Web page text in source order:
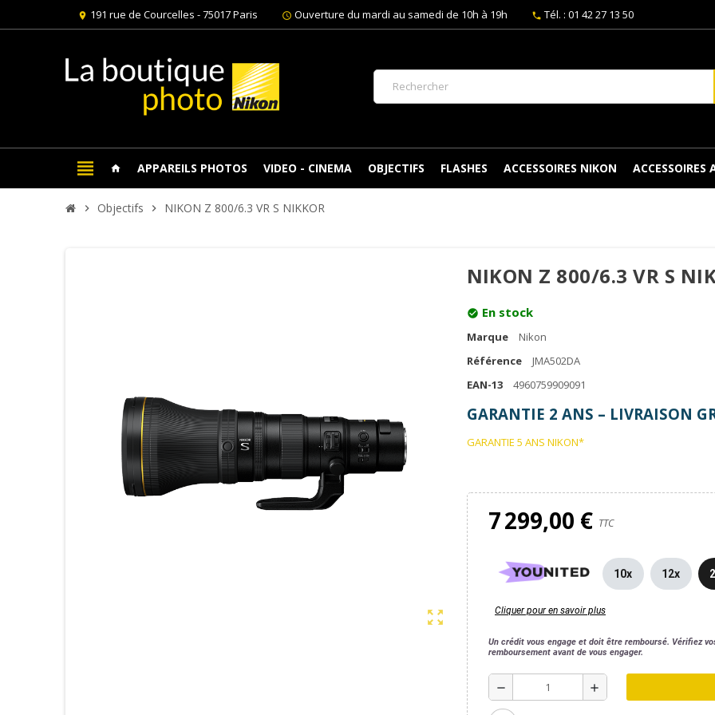
location_on 191 rue de Courcelles - 75017 Paris schedule Ouverture du mardi au samedi de 10h à 19h phone Tél. : 01 42 27 13 50
view_headline home APPAREILS PHOTOS VIDEO - CINEMA OBJECTIFS FLASHES ACCESSOIRES NIKON ACCESSOIRES
chevron_right Objectifs chevron_right NIKON Z 800/6.3 VR S NIKKOR
zoom_out_map
NIKON Z 800/6.3 VR S
check_circle En stock
Marque
Nikon
Référence
JMA502DA
EAN-13
4960759909091
GARANTIE 2 ANS – LIVRAISON
GARANTIE 5 ANS NIKON*
7 299,00 € TTC
10x 12x
Cliquer pour en savoir plus
Un crédit vous engage et doit être remboursé. Vérifiez
remboursement avant de vous engager.
remove add